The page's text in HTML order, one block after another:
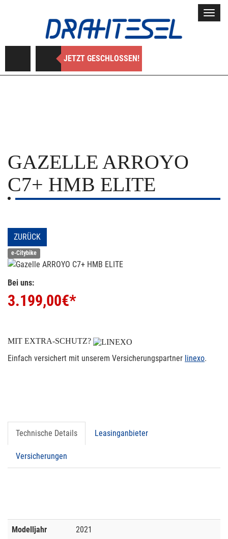
JETZT GESCHLOSSEN!
GAZELLE ARROYO
C7+ HMB ELITE
ZURÜCK
e-Citybike
Bei uns:
3.199,00€*
MIT EXTRA-SCHUTZ?
Einfach versichert mit unserem Versicherungspartner linexo.
Technische Details Leasinganbieter
Versicherungen
Modelljahr 2021